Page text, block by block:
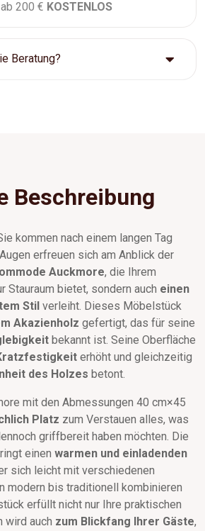
200 € KOSTENLOS
Beratung?
Beschreibung
kommen nach einem langen Tag
erfreuen sich am Anblick der
Auckmore, die Ihrem
Stauraum bietet, sondern auch einen
Stil verleiht. Dieses Möbelstück
Akazienholz gefertigt, das für seine
bekannt ist. Seine Oberfläche
erhöht und gleichzeitig
des Holzes betont.
mit den Abmessungen 40 cm×45
Platz zum Verstauen alles, was
griffbereit haben möchten. Die
einen warmen und einladenden
sich leicht mit verschiedenen
modern bis traditionell kombinieren
erfüllt nicht nur Ihre praktischen
wird auch zum Blickfang Ihrer Gäste,